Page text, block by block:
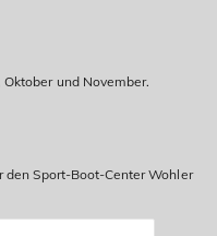
und November.
den Sport-Boot-Center Wohler